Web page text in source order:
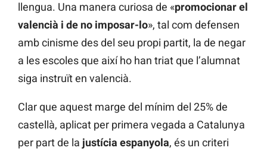
llengua. Una manera curiosa de «promocionar el
valencià i de no imposar-lo», tal com defensen
amb cinisme des del seu propi partit, la de negar
a les escoles que així ho han triat que l’alumnat
siga instruït en valencià.
Clar que aquest marge del mínim del 25% de
castellà, aplicat per primera vegada a Catalunya
per part de la justícia espanyola, és un criteri